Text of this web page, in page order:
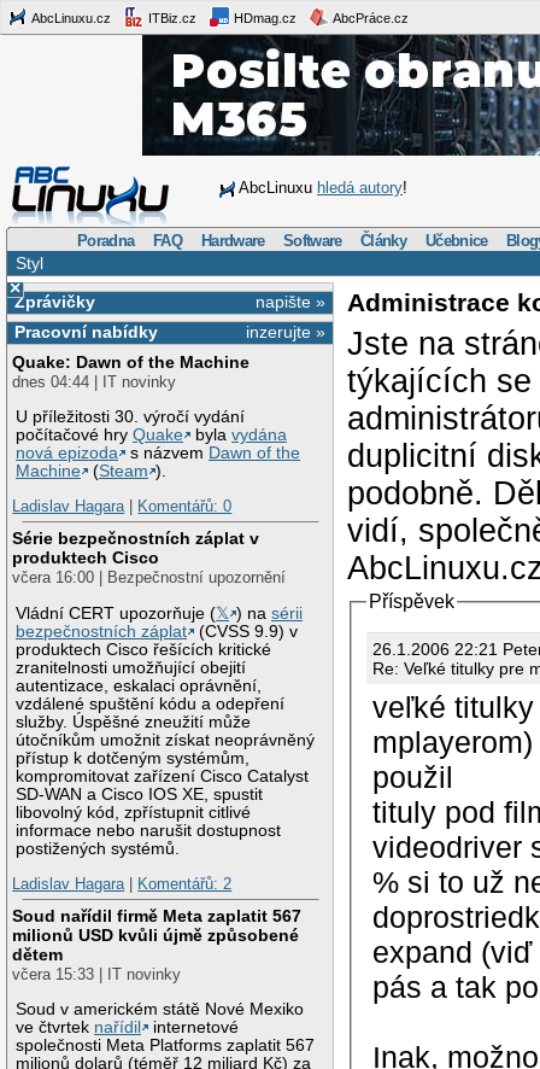
AbcLinuxu.cz ITBiz.cz HDmag.cz AbcPráce.cz
AbcLinuxu hledá autory!
Poradna FAQ Hardware Software Články Učebnice
Styl
×
napište »
Zprávičky
inzerujte »
Pracovní nabídky
Quake: Dawn of the Machine
dnes 04:44 | IT novinky
U příležitosti 30. výročí vydání
počítačové hryQuake bylavydána
nová epizoda
s názvem Dawn of the
Machine
(Steam ).
Ladislav Hagara| Komentářů: 0
Série bezpečnostních záplat v
produktech Cisco
včera 16:00 | Bezpečnostní upozornění
Vládní CERT upozorňuje (𝕏 ) nasérii
bezpečnostních záplat
(CVSS 9.9) v
produktech Cisco řešících kritické
zranitelnosti umožňující obejití
autentizace, eskalaci oprávnění,
vzdálené spuštění kódu a odepření
služby. Úspěšné zneužití může
útočníkům umožnit získat neoprávněný
přístup k dotčeným systémům,
kompromitovat zařízení Cisco Catalyst
SD-WAN a Cisco IOS XE, spustit
libovolný kód, zpřístupnit citlivé
informace nebo narušit dostupnost
postižených systémů.
Ladislav Hagara| Komentářů: 2
Soud nařídil firmě Meta zaplatit 567
milionů USD kvůli újmě způsobené
dětem
včera 15:33 | IT novinky
Soud v americkém státě Nové Mexiko
ve čtvrtek nařídil
internetové
společnosti Meta Platforms zaplatit 567
milionů dolarů (téměř 12 miliard Kč) za
Administrace
Jste na
týkajících se
duplicitní
podobně.
vidí,
Příspěvek
26.1.2006
Re: Veľké titulky pre
veľké
použil
tituly pod
videodriver
% si to už
expand
pás a tak
Inak,